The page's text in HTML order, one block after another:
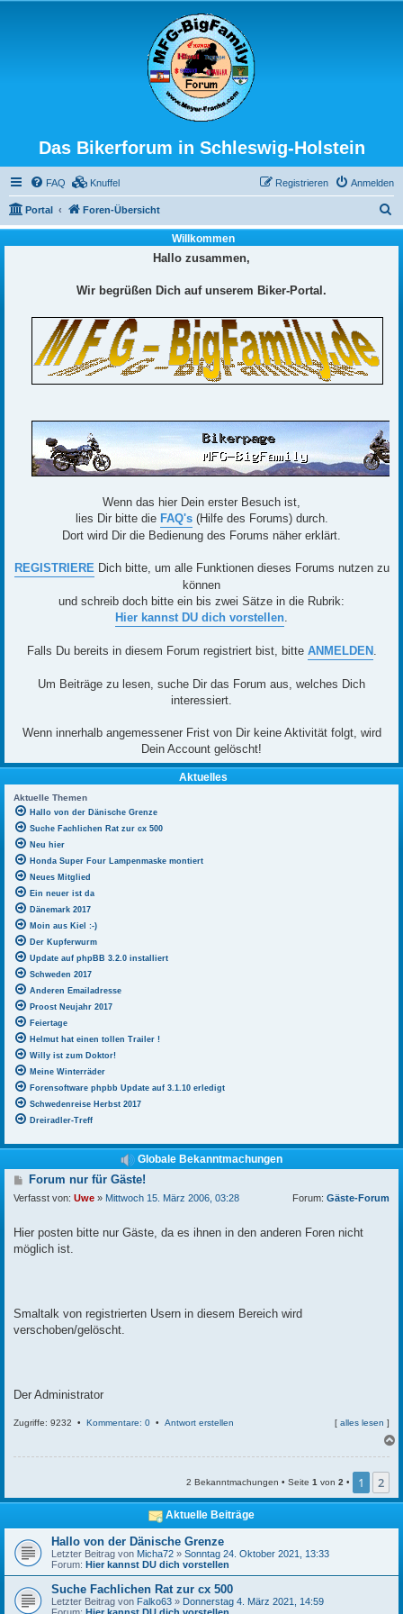
Das Bikerforum in Schleswig-Holstein
FAQ Knuffel Anmelden
Registrieren
Portal Foren-Übersicht
u
Willkommen
Hallo zusammen,
Wir begrüßen Dich auf unserem Biker-Portal.
Wenn das hier Dein erster Besuch ist,
lies Dir bitte die FAQ's(Hilfe des Forums) durch.
Dort wird Dir die Bedienung des Forums näher erklärt.
REGISTRIEREDich bitte, um alle Funktionen dieses Forums nutzen zu
können
und schreib doch bitte ein bis zwei Sätze in die Rubrik:
Hier kannst DU dich vorstellen.
Falls Du bereits in diesem Forum registriert bist, bitte ANMELDEN .
Um Beiträge zu lesen, suche Dir das Forum aus, welches Dich
interessiert.
Wenn innerhalb angemessener Frist von Dir keine Aktivität folgt, wird
Dein Account gelöscht!
Aktuelles
Aktuelle Themen
Hallo von der Dänische Grenze
Suche Fachlichen Rat zur cx 500
Neu hier
Honda Super Four Lampenmaske montiert
Neues Mitglied
Ein neuer ist da
Dänemark 2017
Moin aus Kiel :-)
Der Kupferwurm
Update auf phpBB 3.2.0 installiert
Schweden 2017
Anderen Emailadresse
Proost Neujahr 2017
Feiertage
Helmut hat einen tollen Trailer !
Willy ist zum Doktor!
Meine Winterräder
Forensoftware phpbb Update auf 3.1.10 erledigt
Schwedenreise Herbst 2017
Dreiradler-Treff
Globale Bekanntmachungen
B
e
i
r
a
g
Forum nur für Gäste!
Verfasst von: Uwe » Mittwoch 15. März 2006, 03:28 Forum: Gäste-Forum
Hier posten bitte nur Gäste, da es ihnen in den anderen Foren nicht
möglich ist.
Smaltalk von registrierten Usern in diesem Bereich wird
verschoben/gelöscht.
Der Administrator
Zugriffe: 9232 • Kommentare: 0 • Antwort erstellen [ alles lesen ]
b
n
2 Bekanntmachungen • Seite 1 von 2 • 1 2
Aktuelle Beiträge
Hallo von der Dänische Grenze
Letzter Beitrag von Micha72 » Sonntag 24. Oktober 2021, 13:33
Forum: Hier kannst DU dich vorstellen
Suche Fachlichen Rat zur cx 500
Letzter Beitrag von Falko63 » Donnerstag 4. März 2021, 14:59